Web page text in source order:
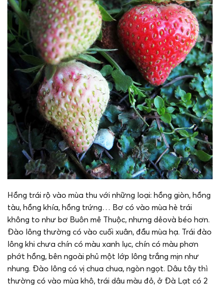
Hồng trái rộ vào mùa thu với những loại: hồng giòn, hồng
tàu, hồng khía, hồng trứng… Bơ có vào mùa hè trái
không to như bơ Buôn mê Thuộc, nhưng dẻovà béo hơn.
Đào lông thường có vào cuối xuân, đầu mùa hạ. Trái đào
lông khi chưa chín có màu xanh lục, chín có màu phơn
phớt hồng, bên ngoài phủ một lớp lông trắng mịn như
nhung. Đào lông có vị chua chua, ngòn ngọt. Dâu tây thì
thường có vào mùa khô, trái dâu màu đỏ, ở Đà Lạt có 2